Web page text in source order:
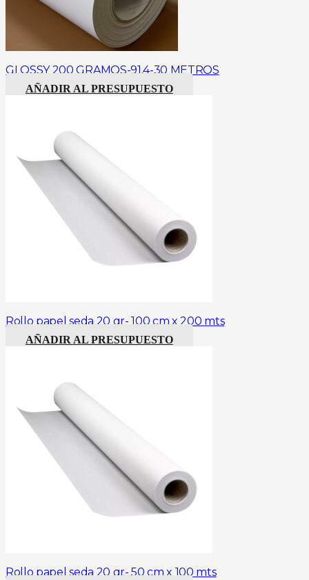
GLOSSY 200 GRAMOS-91,4-30 METROS
AÑADIR AL PRESUPUESTO
Rollo papel seda 20 gr- 100 cm x 200 mts
AÑADIR AL PRESUPUESTO
Rollo papel seda 20 gr- 50 cm x 100 mts